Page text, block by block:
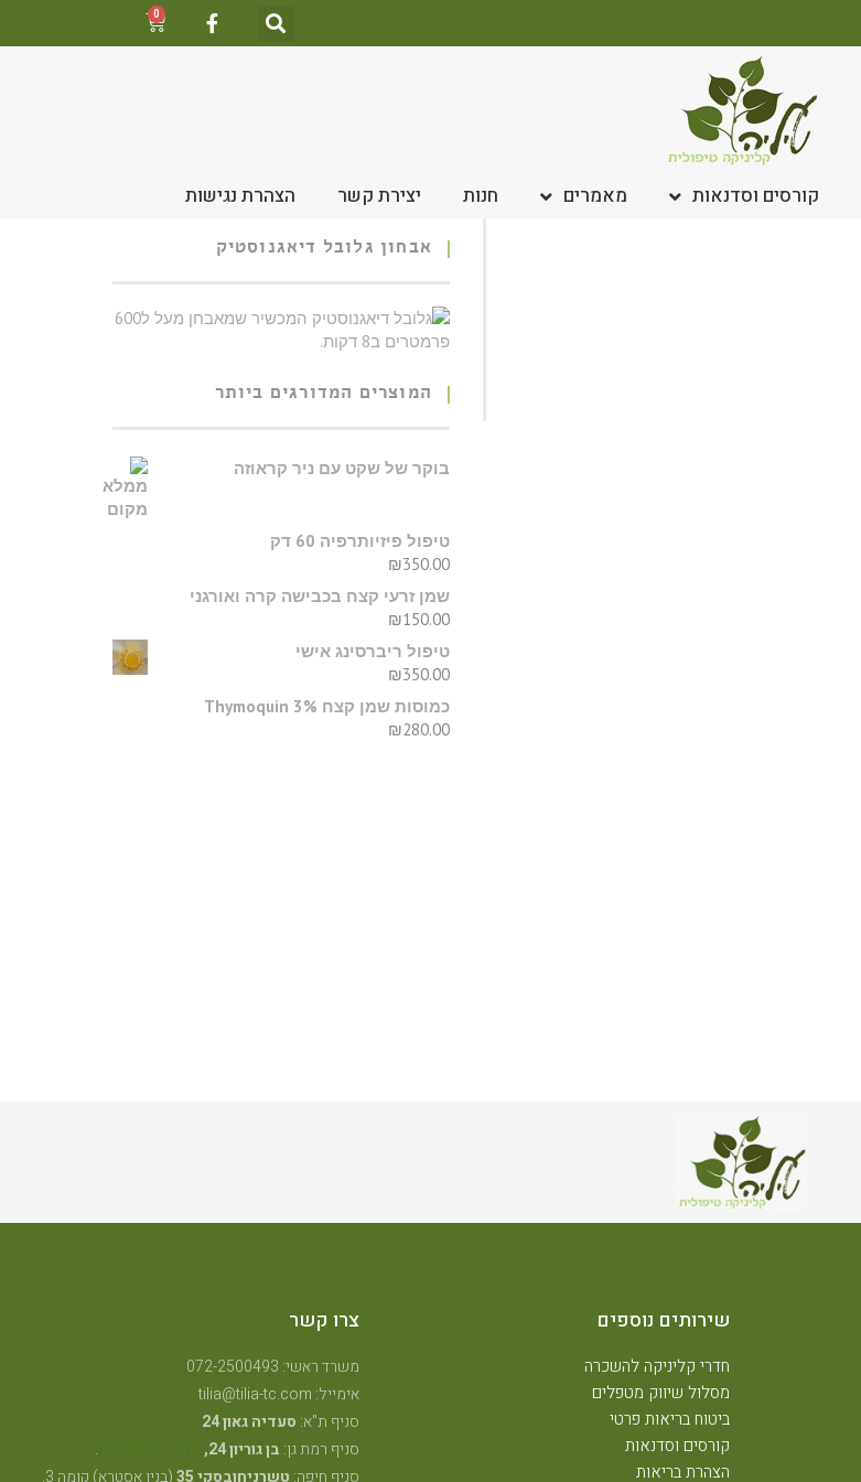
0
קורסים וסדנאות מאמרים חנות יצירת קשר הצהרת נגישות
אבחון גלובל דיאגנוסטיק
המוצרים המדורגים ביותר
בוקר של שקט עם ניר קראוזה
טיפול פיזיותרפיה 60 דק
₪350.00
שמן זרעי קצח בכבישה קרה ואורגני
₪150.00
טיפול ריברסינג אישי
₪350.00
כמוסות שמן קצח Thymoquin 3%
₪280.00
שירותים נוספים
חדרי קליניקה להשכרה
מסלול שיווק מטפלים
ביטוח בריאות פרטי
קורסים וסדנאות
הצהרת בריאות
צרו קשר
משרד ראשי: 072-2500493
אימייל: tilia@tilia-tc.com
סניף ת"א: סעדיה גאון 24
סניף רמת גן: בן גוריון 24,
.
סניף חיפה: טשרניחובסקי 35 (בנין אסטרא) קומה 3.